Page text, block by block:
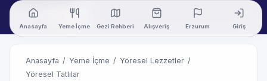
Anasayfa Yeme İçme Gezi Rehberi Alışveriş Erzurum Giriş
Anasayfa / Yeme İçme / Yöresel Lezzetler /
Yöresel Tatlılar